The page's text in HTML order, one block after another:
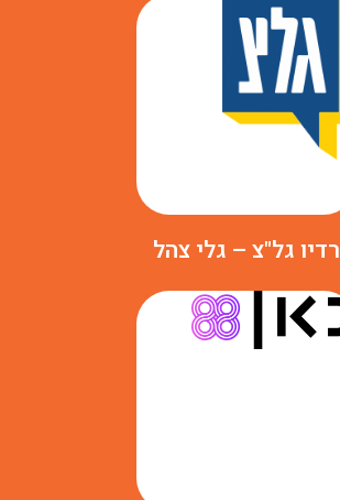
רדיו גל"צ – גלי צהל